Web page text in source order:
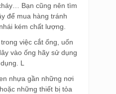
Bạn cũng nên tìm
để mua hàng tránh
kém chất lượng.
việc cắt ống, uốn
vào ống hãy sử dụng
L
nhựa gần những nơi
những thiết bị tỏa